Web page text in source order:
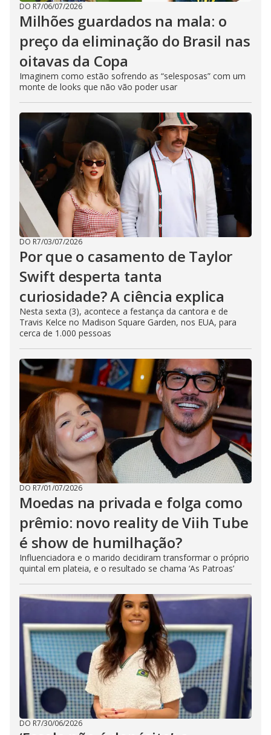
DO R7/06/07/2026
Milhões guardados na mala: o
preço da eliminação do Brasil nas
oitavas da Copa
Imaginem como estão sofrendo as “selesposas” com um
monte de looks que não vão poder usar
DO R7/03/07/2026
Por que o casamento de Taylor
Swift desperta tanta
curiosidade? A ciência explica
Nesta sexta (3), acontece a festança da cantora e de
Travis Kelce no Madison Square Garden, nos EUA, para
cerca de 1.000 pessoas
DO R7/01/07/2026
Moedas na privada e folga como
prêmio: novo reality de Viih Tube
é show de humilhação?
Influenciadora e o marido decidiram transformar o próprio
quintal em plateia, e o resultado se chama ‘As Patroas’
DO R7/30/06/2026